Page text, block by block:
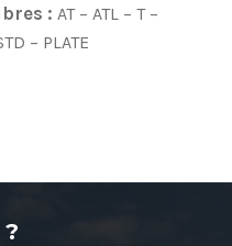
: AT – ATL – T –
– PLATE